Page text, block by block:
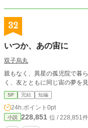
れ、人口
場所を失
手段で船を
ガス、有毒
提案する。
事態が発生
た。田中は
32
いつか、あの宙に
双子烏丸
親もなく、異星の孤児院で暮
く、友とともに同じ宙の夢を
SF 完結 短編
24h.ポイント 0pt
小説 228,851 位 / 228,851件